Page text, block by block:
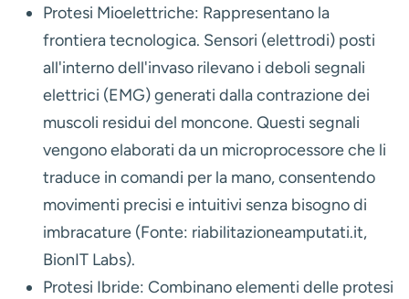
Protesi Mioelettriche: Rappresentano la
frontiera tecnologica. Sensori (elettrodi) posti
all'interno dell'invaso rilevano i deboli segnali
elettrici (EMG) generati dalla contrazione dei
muscoli residui del moncone. Questi segnali
vengono elaborati da un microprocessore che li
traduce in comandi per la mano, consentendo
movimenti precisi e intuitivi senza bisogno di
imbracature (Fonte: riabilitazioneamputati.it,
BionIT Labs).
Protesi Ibride: Combinano elementi delle protesi